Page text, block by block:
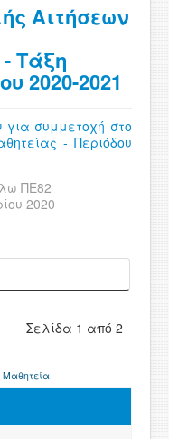
Αιτήσεων
Τάξη
2020-2021
για συμμετοχή στο
- Περιόδου
ΠΕ82
2020
Σελίδα 1 από 2
Μαθητεία